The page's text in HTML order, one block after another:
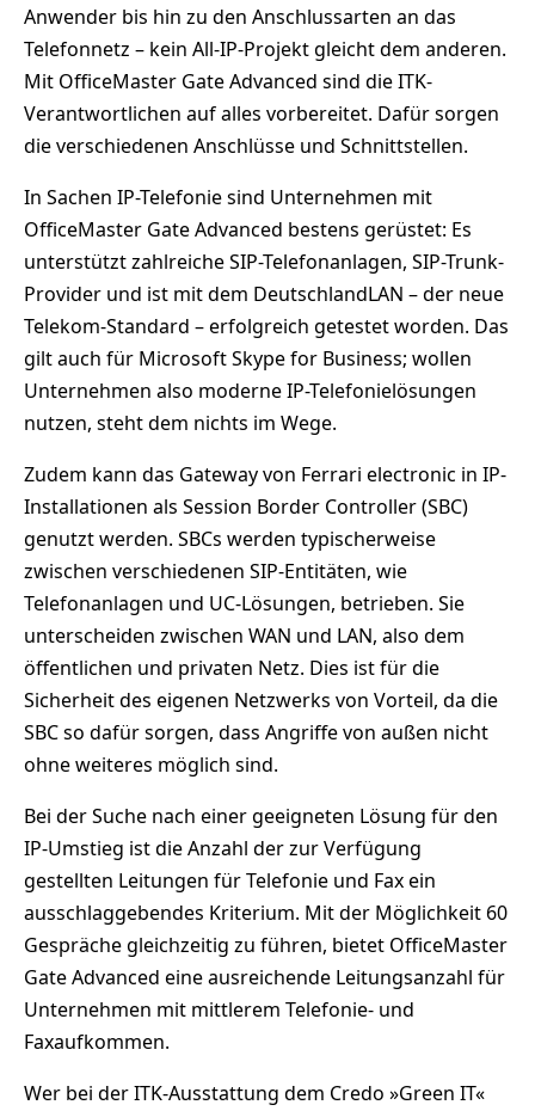
Anwender bis hin zu den Anschlussarten an das
Telefonnetz – kein All-IP-Projekt gleicht dem anderen.
Mit OfficeMaster Gate Advanced sind die ITK-
Verantwortlichen auf alles vorbereitet. Dafür sorgen
die verschiedenen Anschlüsse und Schnittstellen.
In Sachen IP-Telefonie sind Unternehmen mit
OfficeMaster Gate Advanced bestens gerüstet: Es
unterstützt zahlreiche SIP-Telefonanlagen, SIP-Trunk-
Provider und ist mit dem DeutschlandLAN – der neue
Telekom-Standard – erfolgreich getestet worden. Das
gilt auch für Microsoft Skype for Business; wollen
Unternehmen also moderne IP-Telefonielösungen
nutzen, steht dem nichts im Wege.
Zudem kann das Gateway von Ferrari electronic in IP-
Installationen als Session Border Controller (SBC)
genutzt werden. SBCs werden typischerweise
zwischen verschiedenen SIP-Entitäten, wie
Telefonanlagen und UC-Lösungen, betrieben. Sie
unterscheiden zwischen WAN und LAN, also dem
öffentlichen und privaten Netz. Dies ist für die
Sicherheit des eigenen Netzwerks von Vorteil, da die
SBC so dafür sorgen, dass Angriffe von außen nicht
ohne weiteres möglich sind.
Bei der Suche nach einer geeigneten Lösung für den
IP-Umstieg ist die Anzahl der zur Verfügung
gestellten Leitungen für Telefonie und Fax ein
ausschlaggebendes Kriterium. Mit der Möglichkeit 60
Gespräche gleichzeitig zu führen, bietet OfficeMaster
Gate Advanced eine ausreichende Leitungsanzahl für
Unternehmen mit mittlerem Telefonie- und
Faxaufkommen.
Wer bei der ITK-Ausstattung dem Credo »Green IT«